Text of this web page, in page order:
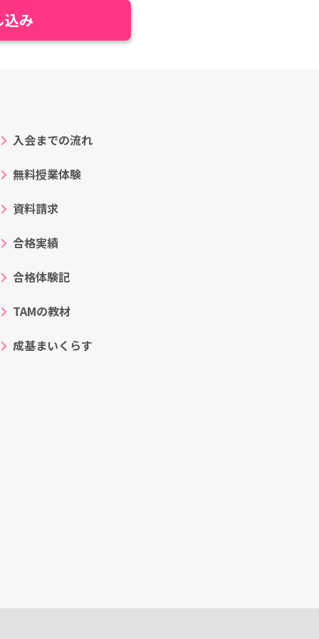
込み
入会までの流れ
無料授業体験
資料請求
合格実績
合格体験記
TAMの教材
成基まいくらす